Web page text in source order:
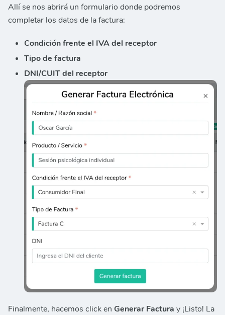
Allí se nos abrirá un formulario donde podremos
completar los datos de la factura:
Condición frente el IVA del receptor
Tipo de factura
DNI/CUIT del receptor
Finalmente, hacemos click en Generar Factura y ¡Listo! La